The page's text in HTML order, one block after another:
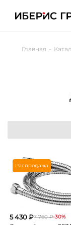
Главная -
Распродажа
5 430 ₽7 760 ₽-30%